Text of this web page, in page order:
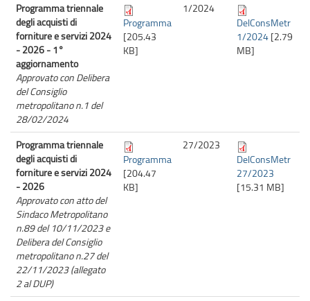
Programma triennale
degli acquisti di
forniture e servizi 2024
- 2026 - 1°
aggiornamento
Approvato con Delibera
del Consiglio
metropolitano n.1 del
28/02/2024
Programma
[205.43
KB]
1/2024
DelConsMetr
1/2024 [2.79
MB]
Programma triennale
degli acquisti di
forniture e servizi 2024
- 2026
Approvato con atto del
Sindaco Metropolitano
n.89 del 10/11/2023 e
Delibera del Consiglio
metropolitano n.27 del
22/11/2023 (allegato
2 al DUP)
Programma
[204.47
KB]
27/2023
DelConsMetr
27/2023
[15.31 MB]